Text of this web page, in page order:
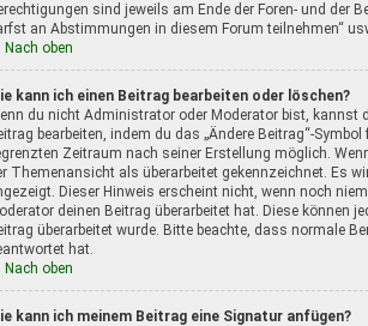
sind jeweils am Ende der Foren- und der
an Abstimmungen in diesem Forum teilnehmen“
Nach oben
kann ich einen Beitrag bearbeiten oder löschen?
du nicht Administrator oder Moderator bist, kannst
bearbeiten, indem du das „Ändere Beitrag“-
Zeitraum nach seiner Erstellung möglich.
Themenansicht als überarbeitet gekennzeichnet. Es
Dieser Hinweis erscheint nicht, wenn noch
deinen Beitrag überarbeitet hat. Diese können
überarbeitet wurde. Bitte beachte, dass normale
hat.
Nach oben
kann ich meinem Beitrag eine Signatur anfügen?